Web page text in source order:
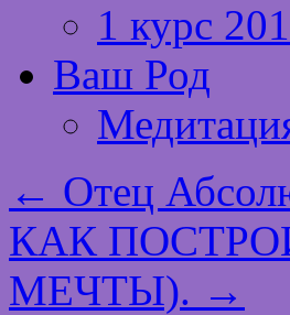
1 курс
Ваш Род
← Отец
КАК
МЕЧТЫ). →